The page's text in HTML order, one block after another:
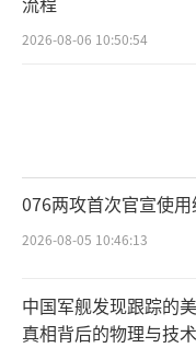
2026-08-06 10:50:54
076两攻首次官宣使用
2026-08-05 10:46:13
中国军舰发现跟踪的
真相背后的物理与技